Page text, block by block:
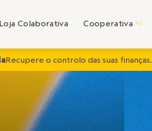
Loja Colaborativa Cooperativa C
Recupere o controlo das suas finanças.